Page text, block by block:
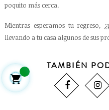
poquito más cerca.
Mientras esperamos tu
llevando a tu casa algunos de sus
TAMBIÉN
